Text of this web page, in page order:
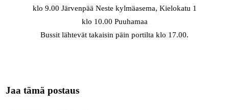
klo 9.00 Järvenpää Neste kylmäasema, Kielokatu 1
klo 10.00 Puuhamaa
Bussit lähtevät takaisin päin portilta klo 17.00.
Jaa tämä postaus